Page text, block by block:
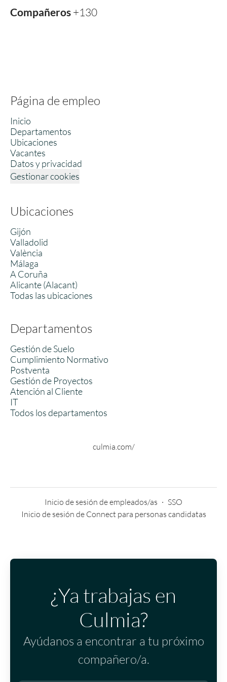
Compañeros +130
Página de empleo
Inicio
Departamentos
Ubicaciones
Vacantes
Datos y privacidad
Gestionar cookies
Ubicaciones
Gijón
Valladolid
València
Málaga
A Coruña
Alicante (Alacant)
Todas las ubicaciones
Departamentos
Gestión de Suelo
Cumplimiento Normativo
Postventa
Gestión de Proyectos
Atención al Cliente
IT
Todos los departamentos
culmia.com/
Inicio de sesión de empleados/as · SSO
Inicio de sesión de Connect para personas candidatas
¿Ya trabajas en
Culmia?
Ayúdanos a encontrar a tu próximo
compañero/a.